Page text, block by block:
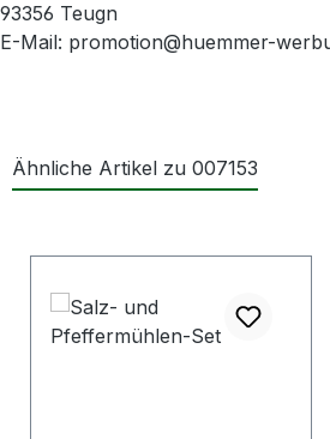
93356 Teugn
E-Mail: promotion@huemmer-
Ähnliche Artikel zu 007153